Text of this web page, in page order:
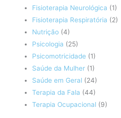
Fisioterapia Neurológica (1)
Fisioterapia Respiratória (2)
Nutrição (4)
Psicologia (25)
Psicomotricidade (1)
Saúde da Mulher (1)
Saúde em Geral (24)
Terapia da Fala (44)
Terapia Ocupacional (9)